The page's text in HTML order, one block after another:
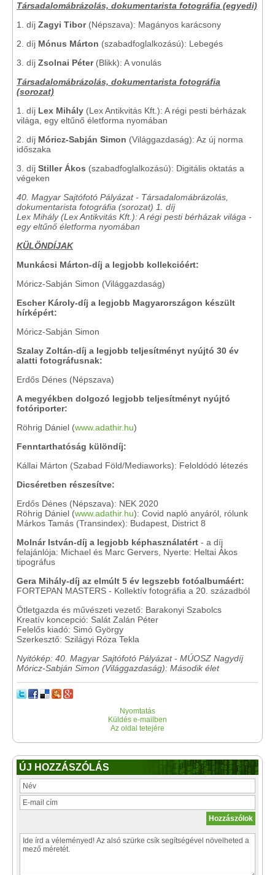
Társadalomábrázolás, dokumentarista fotográfia (egyedi)
1. díj Zagyi Tibor(Népszava): Magányos karácsony
2. díj Mónus Márton (szabadfoglalkozású): Lebegés
3. díj Zsolnai Péter(Blikk): A vonulás
Társadalomábrázolás, dokumentarista fotográfia
(sorozat)
1. díj Lex Mihály (Lex Antikvitás Kft.): A régi pesti bérházak
világa, egy eltűnő életforma nyomában
2. díj Móricz-Sabján Simon (Világgazdaság): Az új norma
időszaka
3. díj Stiller Ákos (szabadfoglalkozású): Digitális oktatás a
végeken
40. Magyar Sajtófotó Pályázat - Társadalomábrázolás,
dokumentarista fotográfia (sorozat) 1. díj
Lex Mihály (Lex Antikvitás Kft.): A régi pesti bérházak világa -
egy eltűnő életforma nyomában
KÜLÖNDÍJAK
Munkácsi Márton-díj a legjobb kollekcióért:
Móricz-Sabján Simon (Világgazdaság)
Escher Károly-díj a legjobb Magyarországon készült
hírképért:
Móricz-Sabján Simon
Szalay Zoltán-díj a legjobb teljesítményt nyújtó 30 év
alatti fotográfusnak:
Erdős Dénes (Népszava)
A megyékben dolgozó legjobb teljesítményt nyújtó
fotóriporter:
Röhrig Dániel (www.adathir.hu)
Fenntarthatóság különdíj:
Kállai Márton (Szabad Föld/Mediaworks): Feloldódó létezés
Dicséretben részesítve:
Erdős Dénes (Népszava): NEK 2020
Röhrig Dániel (www.adathir.hu): Covid napló anyáról, rólunk
Márkos Tamás (Transindex): Budapest, District 8
Molnár István-díj a legjobb képhasználatért - a díj
felajánlója: Michael és Marc Gervers, Nyerte: Heltai Ákos
tipográfus
Gera Mihály-díj az elmúlt 5 év legszebb fotóalbumáért:
FORTEPAN MASTERS - Kollektív fotográfia a 20. századból
Ötletgazda és művészeti vezető: Barakonyi Szabolcs
Kreatív koncepció: Salát Zalán Péter
Felelős kiadó: Simó György
Szerkesztő: Szilágyi Róza Tekla
Nyitókép: 40. Magyar Sajtófotó Pályázat - MÚOSZ Nagydíj
Móricz-Sabján Simon (Világgazdaság): Második élet
Nyomtatás
Küldés e-mailben
Az oldal tetejére
ÚJ HOZZÁSZÓLÁS